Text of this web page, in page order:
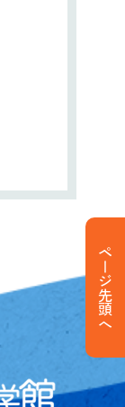
ページ先頭へ